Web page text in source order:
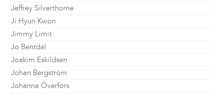
Jeffrey Silverthorne
Ji Hyun Kwon
Jimmy Limit
Jo Bentdal
Joakim Eskildsen
Johan Bergström
Johanna Överfors